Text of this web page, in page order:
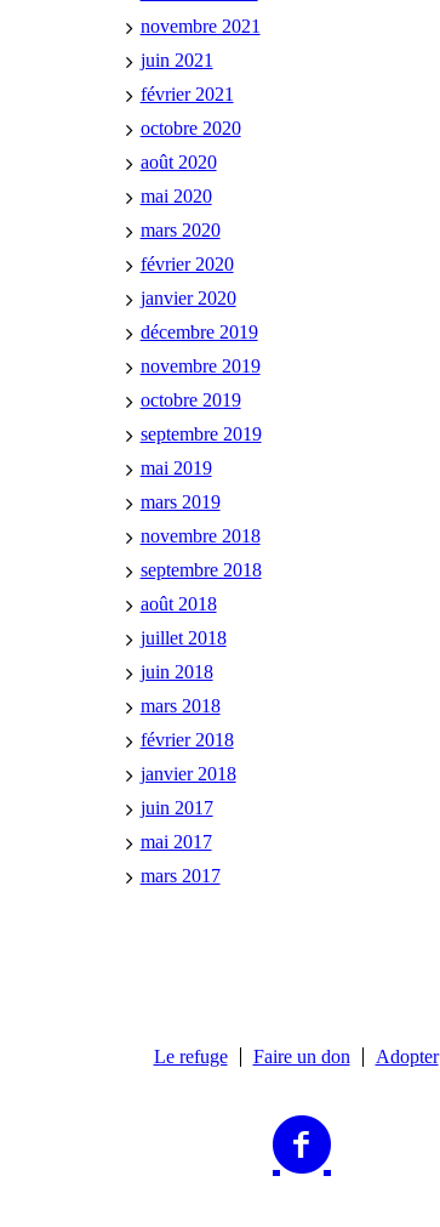
novembre 2021
juin 2021
février 2021
octobre 2020
août 2020
mai 2020
mars 2020
février 2020
janvier 2020
décembre 2019
novembre 2019
octobre 2019
septembre 2019
mai 2019
mars 2019
novembre 2018
septembre 2018
août 2018
juillet 2018
juin 2018
mars 2018
février 2018
janvier 2018
juin 2017
mai 2017
mars 2017
Le refuge Faire un don Adopter